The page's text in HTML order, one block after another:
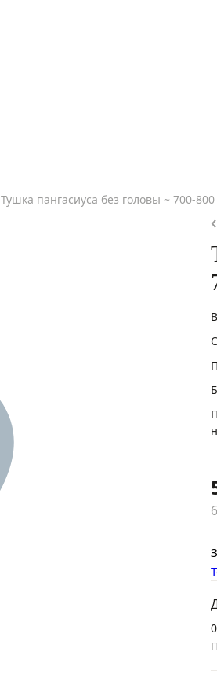
Тушка пангасиуса без головы ~ 700-
Отправляя форму, я соглашаюсь на